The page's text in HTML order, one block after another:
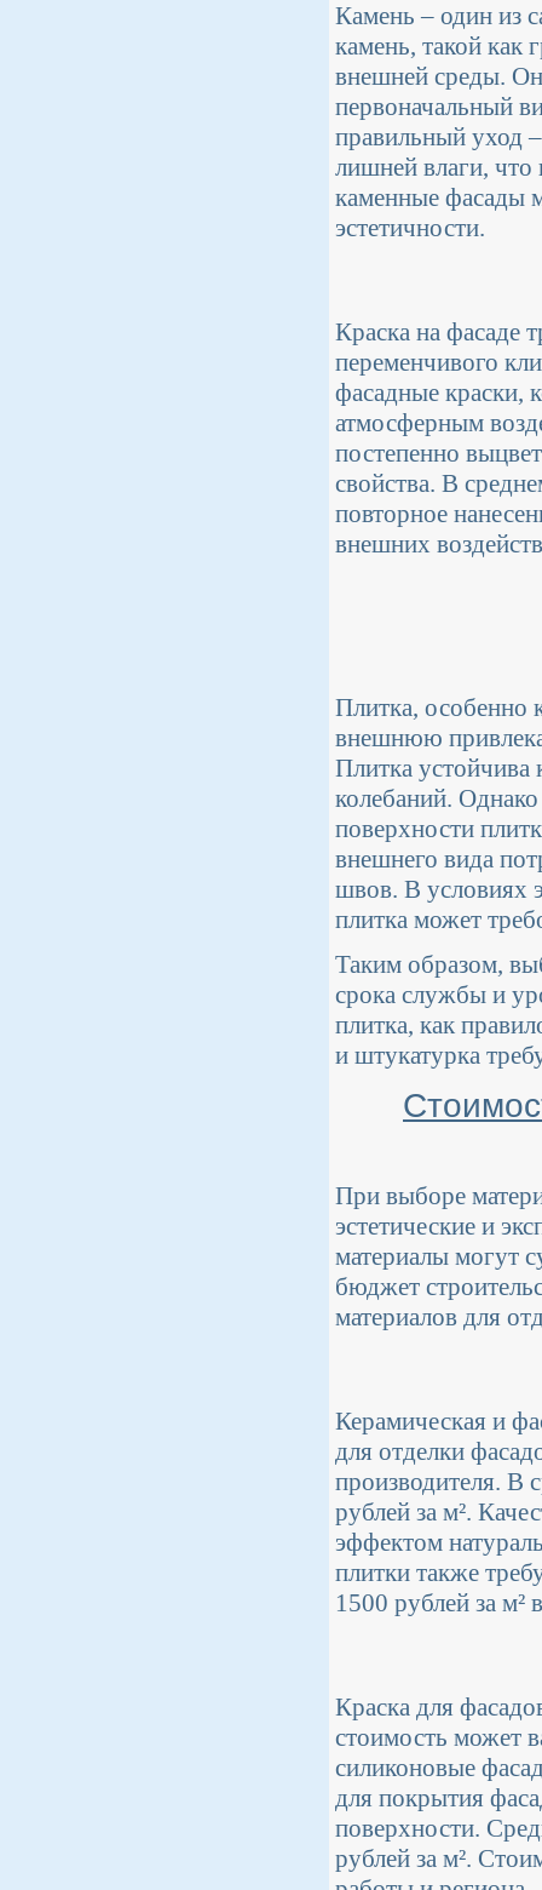
Камень – один из
камень, такой как
внешней среды. Он
первоначальный
правильный уход
лишней влаги, что
каменные фасады
эстетичности.
Краска на фасаде
переменчивого
фасадные краски,
атмосферным
постепенно
свойства. В
повторное
внешних
Плитка, особенно
внешнюю
Плитка устойчива
колебаний.
поверхности
внешнего вида
швов. В условиях
плитка может
Таким образом,
срока службы и
плитка, как
и штукатурка
При выборе
эстетические и
материалы могут
бюджет
материалов для
Керамическая и
для отделки
производителя. В
рублей за м².
эффектом
плитки также
1500 рублей за м²
Краска для
стоимость может
силиконовые
для покрытия
поверхности.
рублей за м².